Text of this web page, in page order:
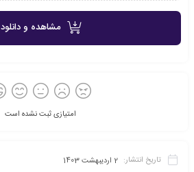
مشاهده و دانلود
امتیازی ثبت نشده است
تاریخ انتشار: 2 اردیبهشت 1403